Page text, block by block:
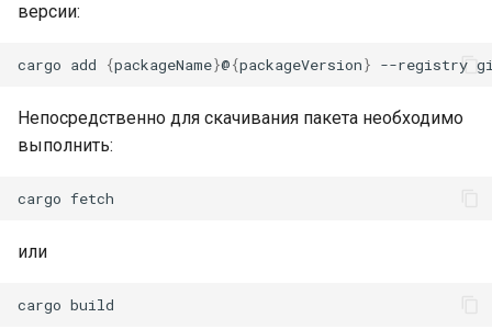
версии:
cargo add {packageName}@{packageVersion} --registry
Непосредственно для скачивания пакета необходимо
выполнить:
или